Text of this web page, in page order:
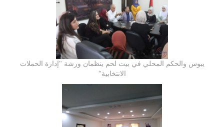
يبوس والحكم المحلي في بيت لحم ينظمان ورشة "إدارة الحملات
الانتخابية"